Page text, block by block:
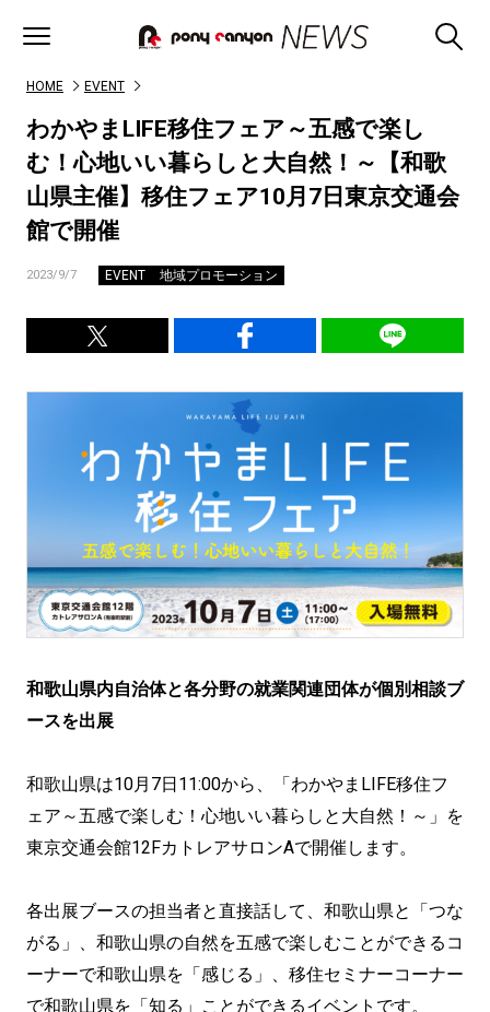
HOME EVENT
わかやまLIFE移住フェア～五感で楽し
む！心地いい暮らしと大自然！～【和歌
山県主催】移住フェア10月7日東京交通会
館で開催
2023/9/7 EVENT 地域プロモーション
和歌山県内自治体と各分野の就業関連団体が個別相談ブ
ースを出展
和歌山県は10月7日11:00から、「わかやまLIFE移住フ
ェア～五感で楽しむ！心地いい暮らしと大自然！～」を
東京交通会館12FカトレアサロンAで開催します。
各出展ブースの担当者と直接話して、和歌山県と「つな
がる」、和歌山県の自然を五感で楽しむことができるコ
ーナーで和歌山県を「感じる」、移住セミナーコーナー
で和歌山県を「知る」ことができるイベントです。